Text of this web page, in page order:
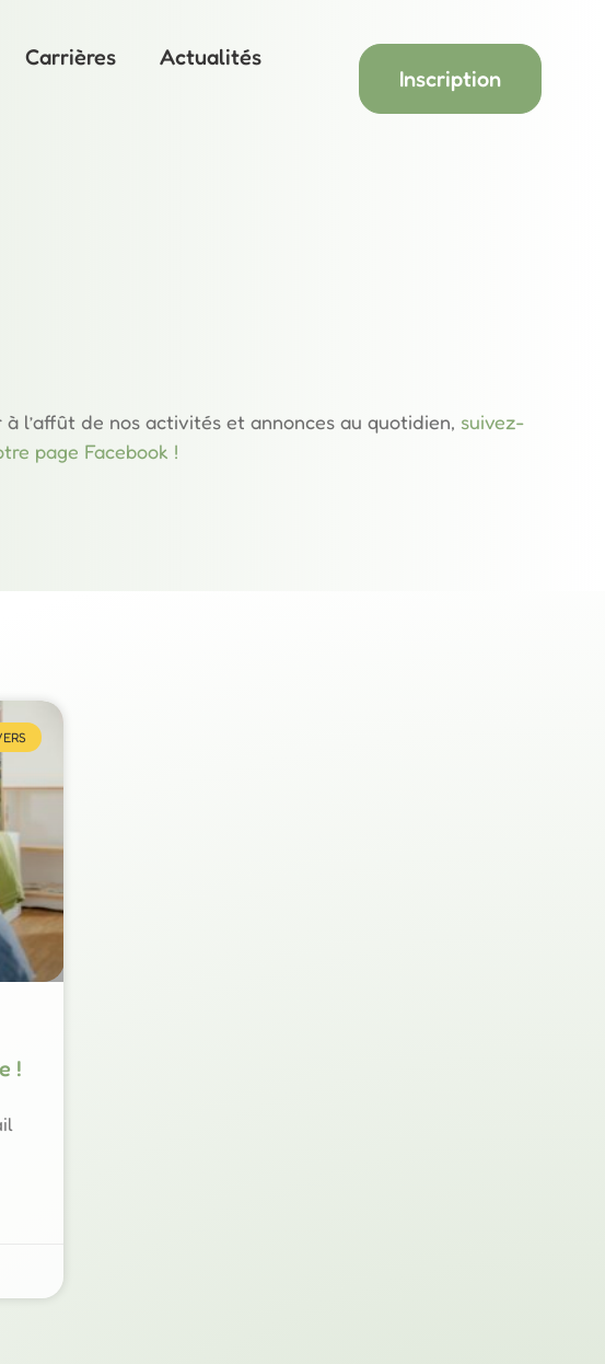
Carrières
Actualités
Inscription
à l’affût de nos activités et annonces au quotidien, suivez-
page Facebook !
!